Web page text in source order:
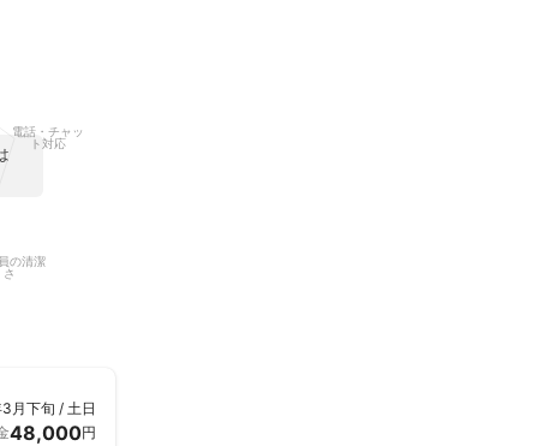
電話・チャッ
ト対応
の清潔
さ
月下旬 / 土日
48,000円